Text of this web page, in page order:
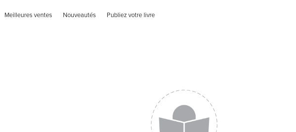
Meilleures ventes Nouveautés Publiez votre livre